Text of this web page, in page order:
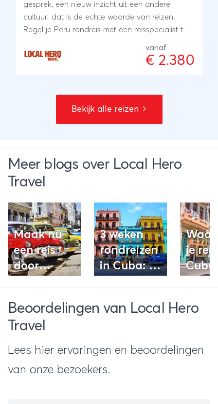
gesprek, een nieuw inzicht uit een andere
cultuur: dat is de echte waarde van reizen.
Regel je Peru rondreis met een reisspecialist ter
met hun ervaring en kennis regelen zij je reis:
vanaf
€ 2.380
Bekijk alle reizen
Meer blogs over Local Hero
Travel
Maak nú
een reis
door
voordat het
te laat is
3 weken
rondreizen
in Cuba: Dit
plekken
je
Beoordelingen van Local Hero
Travel
Lees hier ervaringen en beoordelingen
van onze bezoekers.